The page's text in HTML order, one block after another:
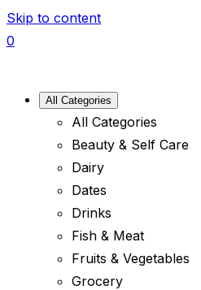
Skip to content
0
All Categories
All Categories
Beauty & Self Care
Dairy
Dates
Drinks
Fish & Meat
Fruits & Vegetables
Grocery